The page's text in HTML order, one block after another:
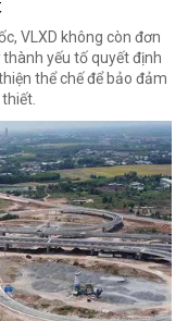
VLXD không còn đơn
yếu tố quyết định
thể chế để bảo đảm